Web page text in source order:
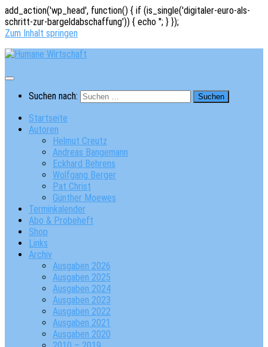
add_action('wp_head', function() { if (is_single('digitaler-euro-als-
schritt-zur-bargeldabschaffung')) { echo ''; } });
Zum Inhalt springen
Suchen nach:
Startseite
Autoren
Helmut Creutz
Andreas Bangemann
Eckhard Behrens
Wolfgang Berger
Pat Christ
Günther Moewes
Terminkalender
Abo & Probeheft
Shop
Links
Archiv
Ausgaben 2026
Ausgaben 2025
Ausgaben 2024
Ausgaben 2023
Ausgaben 2022
Ausgaben 2021
Ausgaben 2020